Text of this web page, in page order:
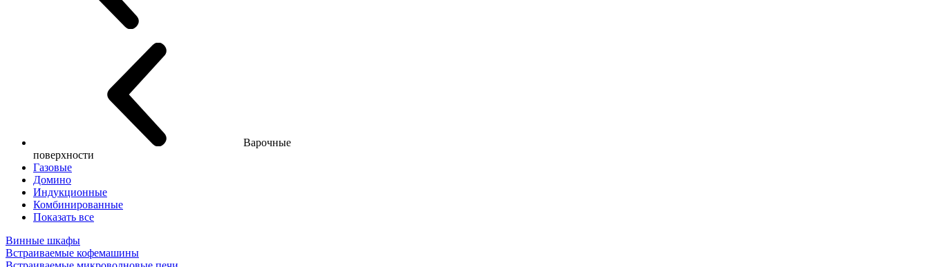
Варочные
поверхности
Газовые
Домино
Индукционные
Комбинированные
Показать все
Винные шкафы
Встраиваемые кофемашины